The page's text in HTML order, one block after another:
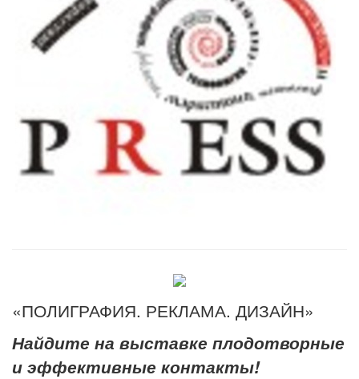
«ПОЛИГРАФИЯ. РЕКЛАМА. ДИЗАЙН»
Найдите на выставке плодотворные
и эффективные контакты!